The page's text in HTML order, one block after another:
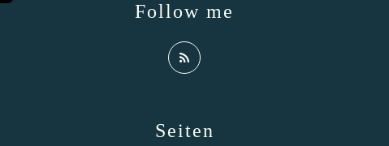
Seiten
Follow me